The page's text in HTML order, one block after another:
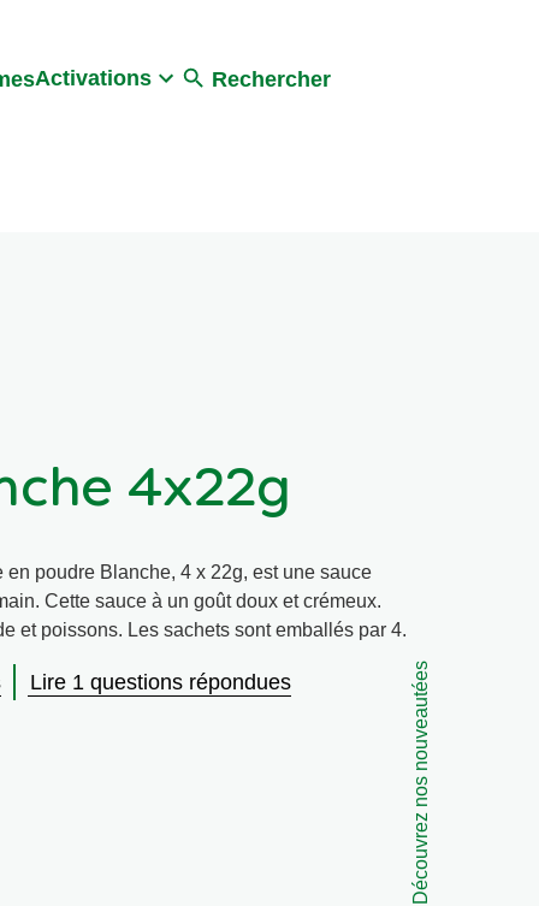
Activations Rechercher
4x22g
poudre Blanche, 4 x 22g, est une sauce
Cette sauce à un goût doux et crémeux.
et poissons. Les sachets sont emballés par 4.
Lire 1 questions répondues Découvrez nos nouveautées